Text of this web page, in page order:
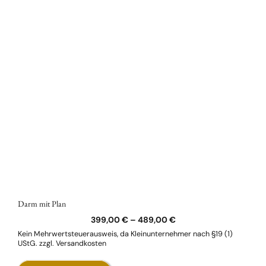
Darm mit Plan
399,00€– 489,00€
Kein Mehrwertsteuerausweis, da Kleinunternehmer nach §19 (1)
UStG. zzgl. Versandkosten